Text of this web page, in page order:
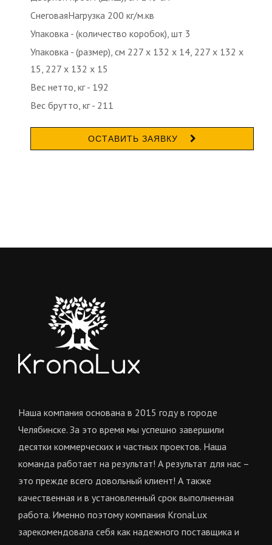
СнеговаяНагрузка 200 кг/м.кв
Упаковка - (количество коробок), шт 3
Упаковка - (размер), см 227 х 132 х 14, 227 х 132 х
15, 227 х 132 х 15
Вес нетто, кг - 192
Вес брутто, кг - 211
ОСТАВИТЬ ЗАЯВКУ
Наша компания основана в 2015 году в городе
Челябинске. За это время мы успешно завершили
десятки коммерческих и частных проектов. Наша
команда работает на результат! А результат для нас –
это прежде всего довольный клиент! А также
качественная и в установленный срок выполненная
работа. Именно поэтому компания KronaLux
зарекомендовала себя как надежного поставщика и